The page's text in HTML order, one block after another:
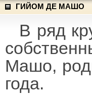
ГИЙОМ ДЕ МАШО
В ряд
Машо,
года.